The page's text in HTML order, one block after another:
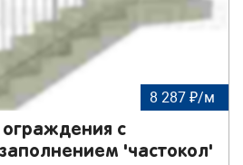
8 287 ₽/м
с
'частокол'